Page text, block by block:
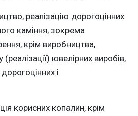
реалізацію дорогоцінних
каміння, зокрема
крім виробництва,
ювелірних виробів,
і
корисних копалин, крім